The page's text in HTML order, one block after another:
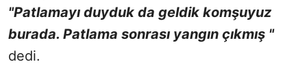
"Patlamayı duyduk da geldik komşuyuz
burada. Patlama sonrası yangın çıkmış "
dedi.